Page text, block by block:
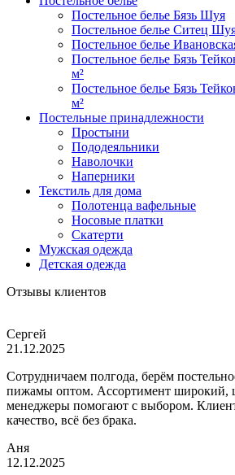
Постельное белье Бязь Шуя
Постельное белье Ситец
Постельное белье
Постельное белье Бязь
м²
Постельное белье Бязь
м²
Постельные принадлежности
Простыни
Пододеяльники
Наволочки
Наперники
Текстиль для дома
Полотенца вафельные
Носовые платки
Скатерти
Мужская одежда
Детская одежда
Отзывы клиентов
Сергей
21.12.2025
Сотрудничаем полгода, берём
пижамы оптом. Ассортимент широкий,
менеджеры помогают с выбором.
качество, всё без брака.
Аня
12.12.2025